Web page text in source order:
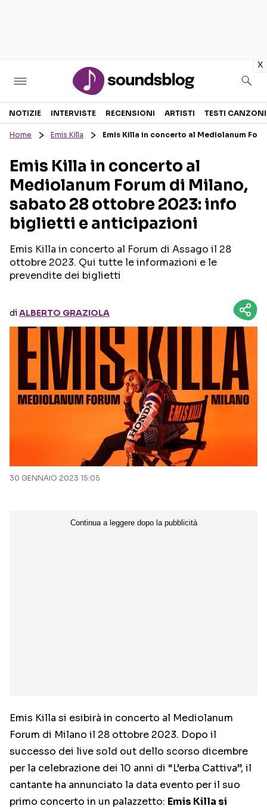
x
Sezioni
RECENSIONI MUSICALI
INTERVISTE
GOSSIP E CURIOSITÀ
TESTI CANZONI
TOUR ED EVENTI
TALENT SHOW
NOTIZIE INTERVISTE RECENSIONI ARTISTI TESTI CANZONI
Home Emis Killa Emis Killa in concerto al Mediolanum
Emis Killa in concerto al
Mediolanum Forum di Milano,
sabato 28 ottobre 2023: info
biglietti e anticipazioni
Emis Killa in concerto al Forum di Assago il 28
ottobre 2023. Qui tutte le informazioni e le
prevendite dei biglietti
diALBERTO GRAZIOLA
30 GENNAIO 2023 15:05
Emis Killa si esibirà in concerto al Mediolanum
Forum di Milano il 28 ottobre 2023. Dopo il
successo dei live sold out dello scorso dicembre
per la celebrazione dei 10 anni di “L’erba Cattiva”, il
cantante ha annunciato la data evento per il suo
primo concerto in un palazzetto: Emis Killa si